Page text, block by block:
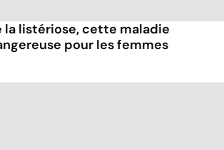
la listériose, cette maladie
pour les femmes